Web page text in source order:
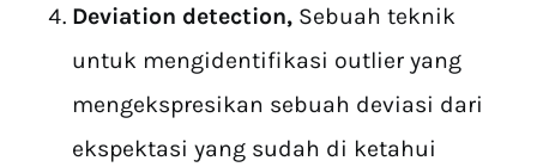
Deviation detection, Sebuah teknik
untuk mengidentifikasi outlier yang
mengekspresikan sebuah deviasi dari
ekspektasi yang sudah di ketahui